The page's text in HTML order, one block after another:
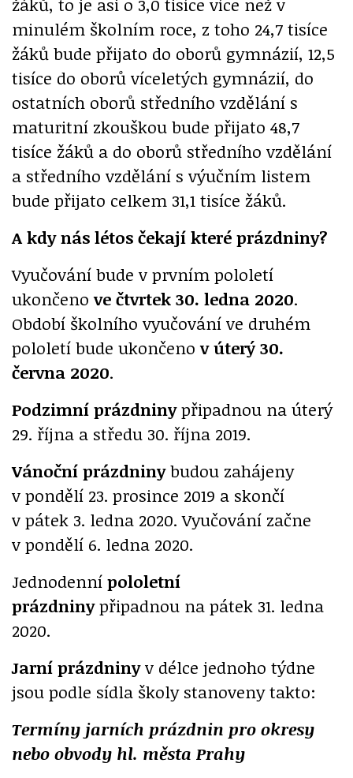
minulém školním roce, z toho 24,7 tisíce
žáků bude přijato do oborů gymnázií, 12,5
tisíce do oborů víceletých gymnázií, do
ostatních oborů středního vzdělání s
maturitní zkouškou bude přijato 48,7
tisíce žáků a do oborů středního vzdělání
a středního vzdělání s výučním listem
bude přijato celkem 31,1 tisíce žáků.
A kdy nás létos čekají které prázdniny?
Vyučování bude v prvním pololetí
ukončenove čtvrtek 30. ledna 2020.
Období školního vyučování ve druhém
pololetí bude ukončenov úterý 30.
června 2020.
Podzimní prázdninypřipadnou na úterý
29. října a středu 30. října 2019.
Vánoční prázdninybudou zahájeny
v pondělí 23. prosince 2019 a skončí
v pátek 3. ledna 2020. Vyučování začne
v pondělí 6. ledna 2020.
Jednodenní pololetní
prázdninypřipadnou na pátek 31. ledna
2020.
Jarní prázdninyv délce jednoho týdne
jsou podle sídla školy stanoveny takto:
Termíny jarních prázdnin pro okresy
nebo obvody hl. města Prahy